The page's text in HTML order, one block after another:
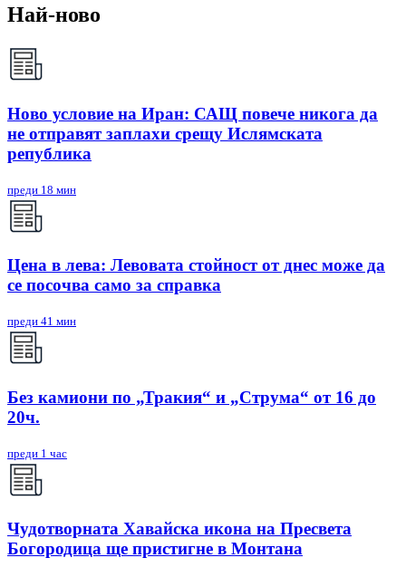
Най-ново
Ново условие на Иран: САЩ повече никога да
не отправят заплахи срещу Ислямската
република
преди 18 мин
Цена в лева: Левовата стойност от днес може да
се посочва само за справка
преди 41 мин
Без камиони по „Тракия“ и „Струма“ от 16 до
20ч.
преди 1 час
Чудотворната Хавайска икона на Пресвета
Богородица ще пристигне в Монтана